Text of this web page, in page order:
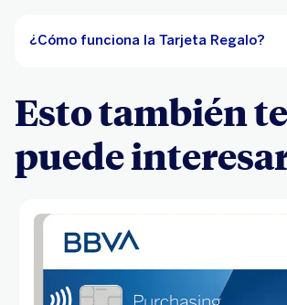
¿Cómo funciona la Tarjeta Regalo?
Esto también te
puede